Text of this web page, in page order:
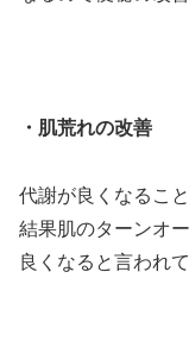
・肌荒れの改善
代謝が良くなるこ
結果肌のターンオ
良くなると言われて